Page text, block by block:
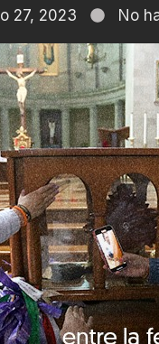
27, 2023 No